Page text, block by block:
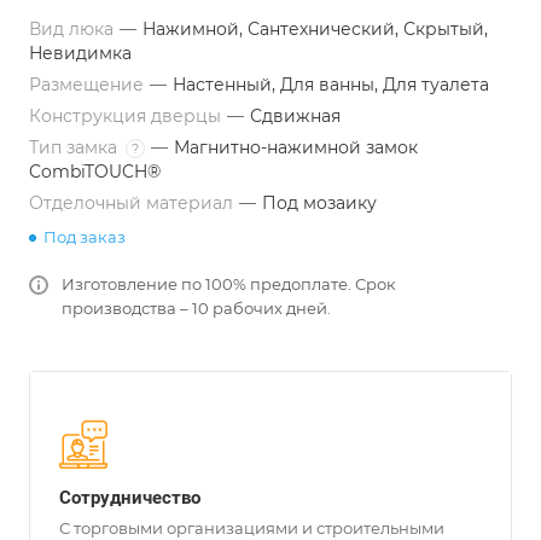
Вид люка — Нажимной, Сантехнический, Скрытый,
Невидимка
Размещение — Настенный, Для ванны, Для туалета
Конструкция дверцы — Сдвижная
Тип замка
? — Магнитно-нажимной замок
CombiTOUCH®
Отделочный материал — Под мозаику
Под заказ
Изготовление по 100% предоплате. Срок
производства – 10 рабочих дней.
Сотрудничество
С торговыми организациями и строительными